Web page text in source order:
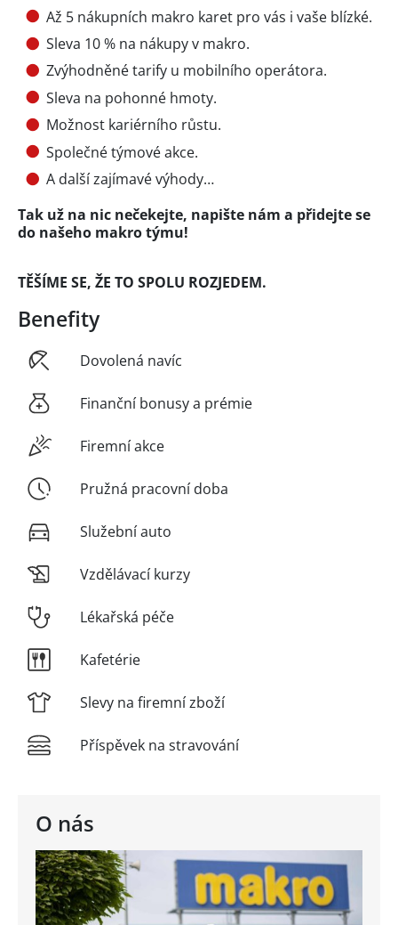
O nás
Až 5 nákupních makro karet pro vás i vaše blízké.
Sleva 10 % na nákupy v makro.
Zvýhodněné tarify u mobilního operátora.
Sleva na pohonné hmoty.
Možnost kariérního růstu.
Společné týmové akce.
A další zajímavé výhody…
Tak už na nic nečekejte, napište nám a přidejte se
do našeho makro týmu!
TĚŠÍME SE, ŽE TO SPOLU ROZJEDEM.
Benefity
Dovolená navíc
Finanční bonusy a prémie
Firemní akce
Pružná pracovní doba
Služební auto
Vzdělávací kurzy
Lékařská péče
Kafetérie
Slevy na firemní zboží
Příspěvek na stravování